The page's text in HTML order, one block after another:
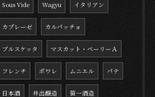
Sous Vide Wagyu イタリアン
カプレーゼ カルパッチョ
ブルスケッタ マスカット・ベーリーＡ
フレンチ ポワレ ムニエル パテ
日本酒 井出醸造 笹一酒造